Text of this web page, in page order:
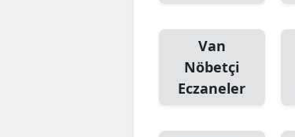
Van
Nöbetçi
Eczaneler